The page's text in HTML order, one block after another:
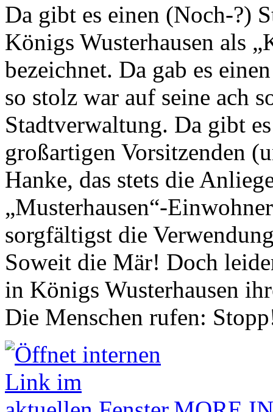
Da gibt es einen (Noch-?)
Königs Wusterhausen als
bezeichnet. Da gab es
so stolz war auf seine ach
Stadtverwaltung. Da gibt
großartigen Vorsitzenden
Hanke, das stets die
„Musterhausen“-
sorgfältigst die
Soweit die Mär! Doch
in Königs Wusterhausen
Die Menschen rufen: